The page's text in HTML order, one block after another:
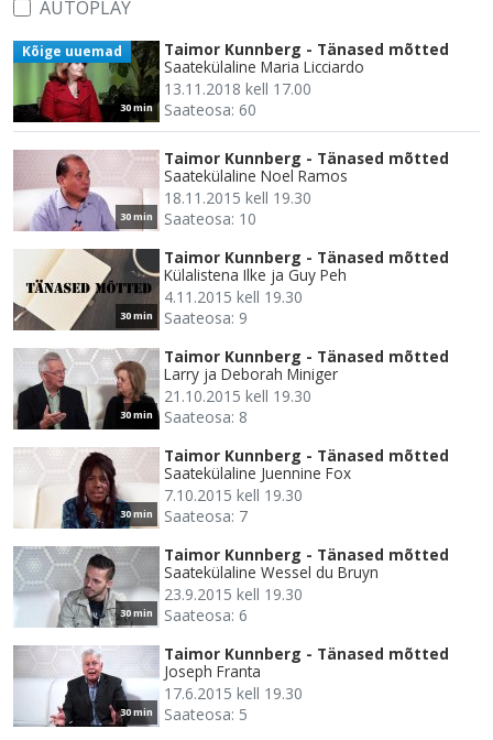
AUTOPLAY
30 min
Kõige uuemad
Taimor Kunnberg - Tänased mõtted
Saatekülaline Maria Licciardo
13.11.2018 kell 17.00
Saateosa: 60
30 min
Taimor Kunnberg - Tänased mõtted
Saatekülaline Noel Ramos
18.11.2015 kell 19.30
Saateosa: 10
30 min
Taimor Kunnberg - Tänased mõtted
Külalistena Ilke ja Guy Peh
4.11.2015 kell 19.30
Saateosa: 9
30 min
Taimor Kunnberg - Tänased mõtted
Larry ja Deborah Miniger
21.10.2015 kell 19.30
Saateosa: 8
30 min
Taimor Kunnberg - Tänased mõtted
Saatekülaline Juennine Fox
7.10.2015 kell 19.30
Saateosa: 7
30 min
Taimor Kunnberg - Tänased mõtted
Saatekülaline Wessel du Bruyn
23.9.2015 kell 19.30
Saateosa: 6
30 min
Taimor Kunnberg - Tänased mõtted
Joseph Franta
17.6.2015 kell 19.30
Saateosa: 5